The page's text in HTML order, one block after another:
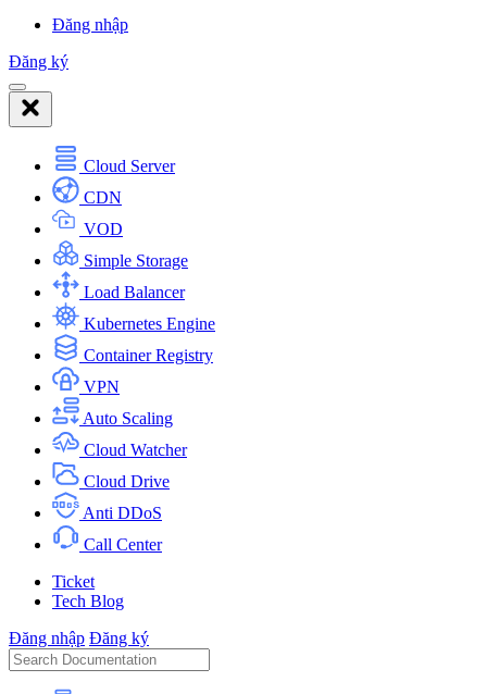
Đăng nhập
Đăng ký
Cloud Server
CDN
VOD
Simple Storage
Load Balancer
Kubernetes Engine
Container Registry
VPN
Auto Scaling
Cloud Watcher
Cloud Drive
Anti DDoS
Call Center
Ticket
Tech Blog
Đăng nhập Đăng ký